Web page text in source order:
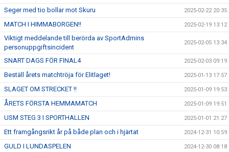
Seger med tio bollar mot Skuru 2025-02-22 20:35
MATCH I HIMMABORGEN!! 2025-02-19 13:12
Viktigt meddelande till berörda av SportAdmins
personuppgiftsincident
2025-02-05 13:34
SNART DAGS FÖR FINAL4 2025-02-03 09:19
Beställ årets matchtröja för Elitlaget! 2025-01-13 17:57
SLAGET OM STRECKET !! 2025-01-09 19:53
ÅRETS FÖRSTA HEMMAMATCH 2025-01-09 19:51
USM STEG 3 I SPORTHALLEN 2025-01-01 21:27
Ett framgångsrikt år på både plan och i hjärtat 2024-12-31 10:59
GULD I LUNDASPELEN 2024-12-30 08:18